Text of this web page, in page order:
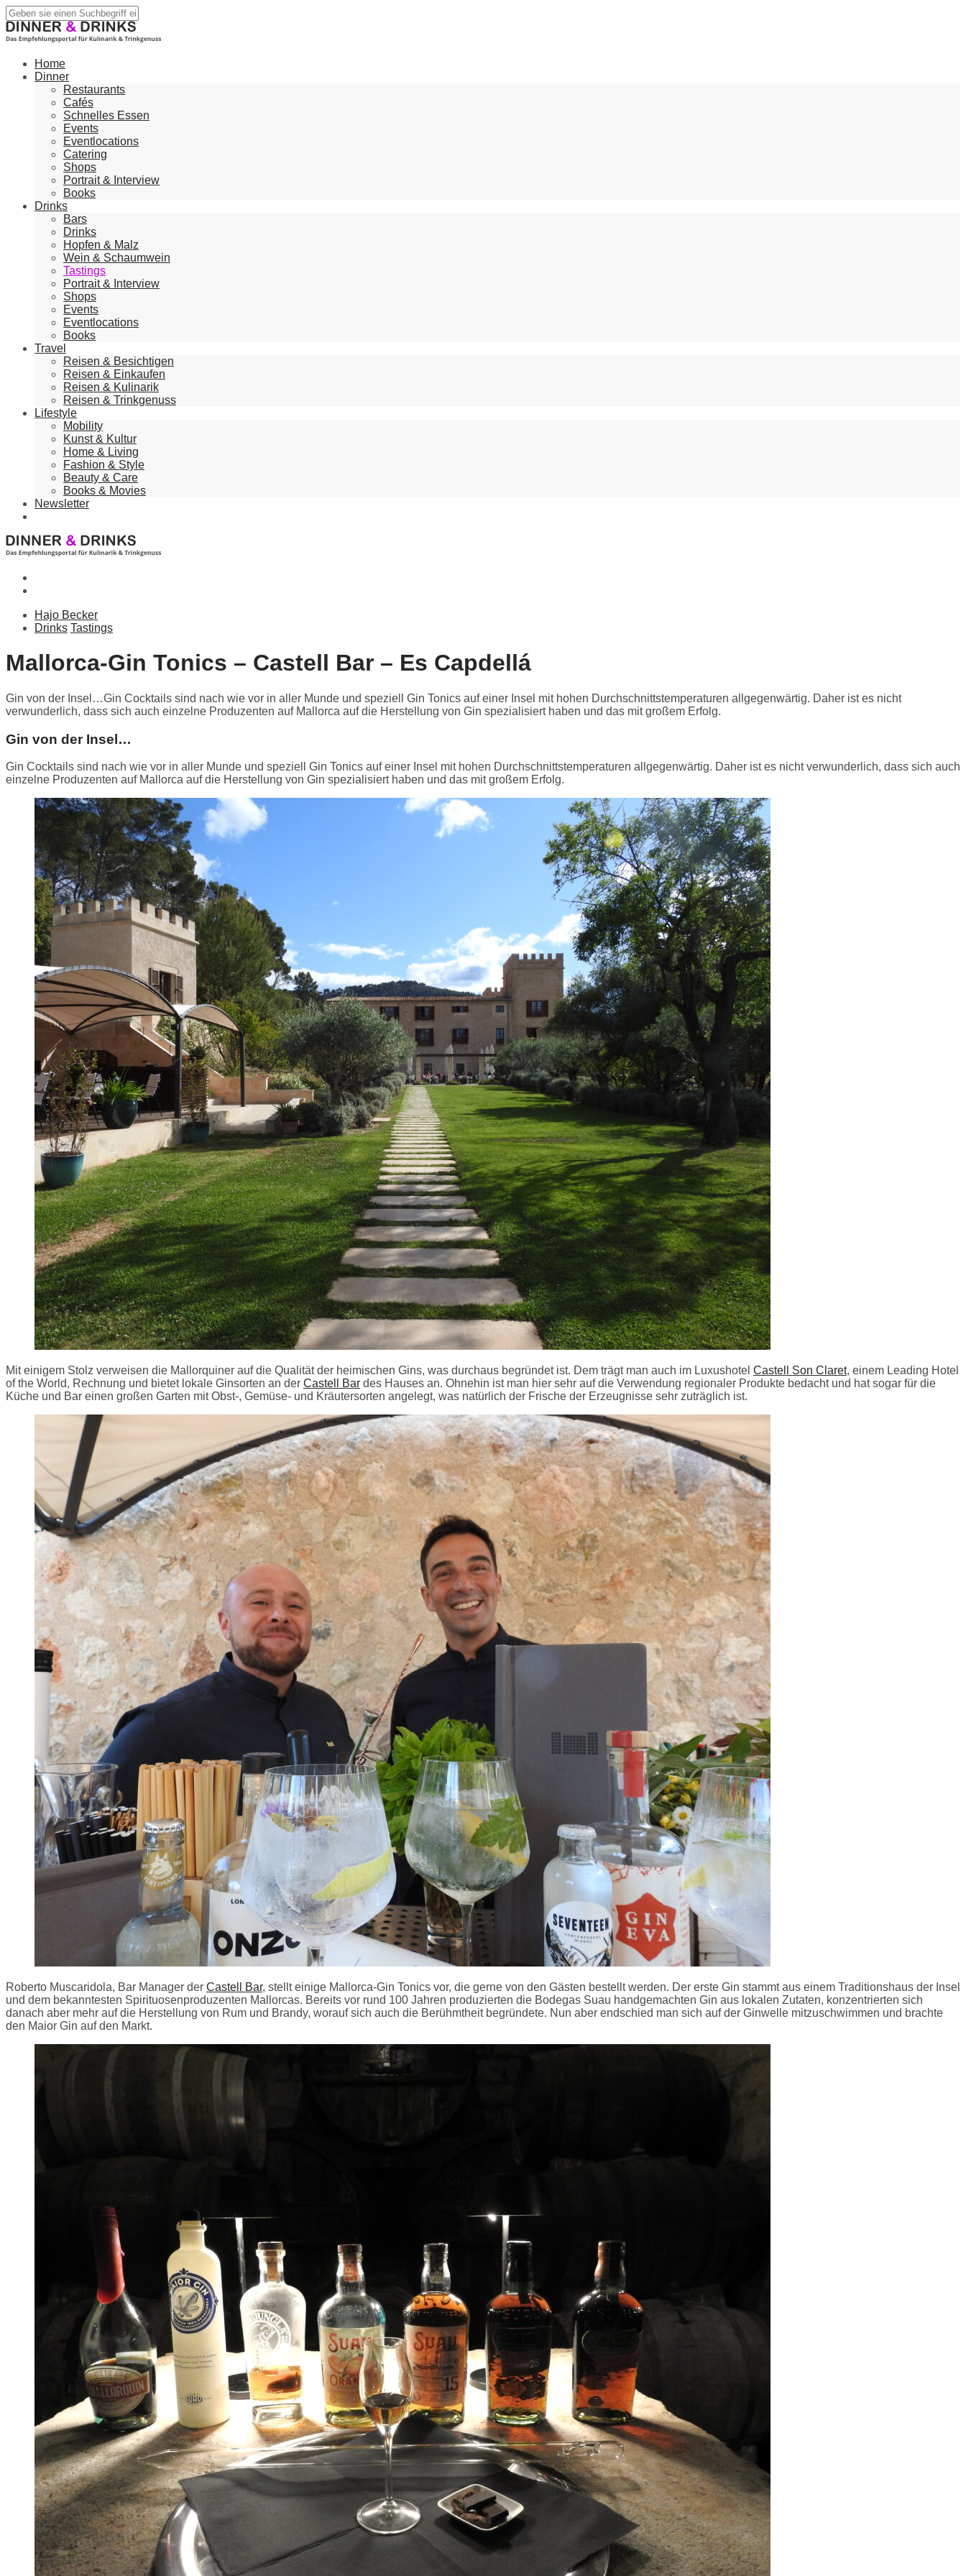
Home
Dinner
Restaurants
Cafés
Schnelles Essen
Events
Eventlocations
Catering
Shops
Portrait & Interview
Books
Drinks
Bars
Drinks
Hopfen & Malz
Wein & Schaumwein
Tastings
Portrait & Interview
Shops
Events
Eventlocations
Books
Travel
Reisen & Besichtigen
Reisen & Einkaufen
Reisen & Kulinarik
Reisen & Trinkgenuss
Lifestyle
Mobility
Kunst & Kultur
Home & Living
Fashion & Style
Beauty & Care
Books & Movies
Newsletter
Hajo Becker
Drinks Tastings
Mallorca-Gin Tonics – Castell Bar – Es Capdellá
Gin von der Insel…Gin Cocktails sind nach wie vor in aller Munde und speziell Gin Tonics auf einer Insel mit hohen Durchschnittstemperaturen allgegenwärtig. Daher ist es nicht
verwunderlich, dass sich auch einzelne Produzenten auf Mallorca auf die Herstellung von Gin spezialisiert haben und das mit großem Erfolg.
Gin von der Insel…
Gin Cocktails sind nach wie vor in aller Munde und speziell Gin Tonics auf einer Insel mit hohen Durchschnittstemperaturen allgegenwärtig. Daher ist es nicht verwunderlich, dass sich auch
einzelne Produzenten auf Mallorca auf die Herstellung von Gin spezialisiert haben und das mit großem Erfolg.
Mit einigem Stolz verweisen die Mallorquiner auf die Qualität der heimischen Gins, was durchaus begründet ist. Dem trägt man auch im Luxushotel Castell Son Claret, einem Leading Hotel
of the World, Rechnung und bietet lokale Ginsorten an der Castell Bar des Hauses an. Ohnehin ist man hier sehr auf die Verwendung regionaler Produkte bedacht und hat sogar für die
Küche und Bar einen großen Garten mit Obst-, Gemüse- und Kräutersorten angelegt, was natürlich der Frische der Erzeugnisse sehr zuträglich ist.
Roberto Muscaridola, Bar Manager der Castell Bar, stellt einige Mallorca-Gin Tonics vor, die gerne von den Gästen bestellt werden. Der erste Gin stammt aus einem Traditionshaus der Insel
und dem bekanntesten Spirituosenproduzenten Mallorcas. Bereits vor rund 100 Jahren produzierten die Bodegas Suau handgemachten Gin aus lokalen Zutaten, konzentrierten sich
danach aber mehr auf die Herstellung von Rum und Brandy, worauf sich auch die Berühmtheit begründete. Nun aber endschied man sich auf der Ginwelle mitzuschwimmen und brachte
den Maior Gin auf den Markt.